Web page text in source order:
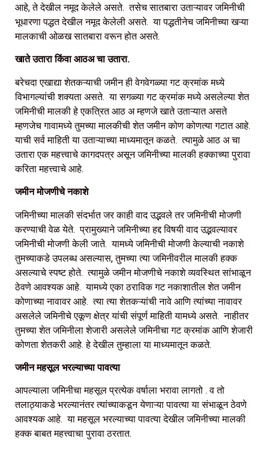
आहे, ते देखील नमूद केलेले असते. तसेच सातबारा उताऱ्यावर जमिनीची
भूधारणा पद्धत देखील नमूद केलेली असते. या पद्धतीनेच जमिनीच्या खऱ्या
मालकाची ओळख सातबारा वरून होत असते.
खाते उतारा किंवा आठअ चा उतारा.
बरेचदा एखाद्या शेतकऱ्याची जमीन ही वेगवेगळ्या गट क्रमांक मध्ये
विभागल्यांची शक्यता असते. या सगळ्या गट क्रमांक मध्ये असलेल्या शेत
जमिनीची मालकी हे एकत्रित आठ अ म्हणजे खाते उताऱ्यात असते
म्हणजेच गावामध्ये तुमच्या मालकीची शेत जमीन कोण कोणत्या गटात आहे.
याची सर्व माहिती या उताऱ्याच्या माध्यमातून कळते. त्यामुळे आठ अ चा
उतारा एक महत्त्वाचे कागदपत्र असून जमिनीच्या मालकी हक्काच्या पुरावा
करिता महत्त्वाचे आहे.
जमीन मोजणीचे नकाशे
जमिनीच्या मालकी संदर्भात जर काही वाद उद्भवले तर जमिनीची मोजणी
करण्याची वेळ येते. प्रामुख्याने जमिनीच्या हद्द विषयी वाद उद्भवल्यावर
जमिनीची मोजणी केली जाते. यामध्ये जमिनीची मोजणी केल्याची नकाशे
तुमच्याकडे उपलब्ध असल्यास, तुमच्या त्या जमिनीवरील मालकी हक्क
असल्याचे स्पष्ट होते. त्यामुळे जमीन मोजणीचे नकाशे व्यवस्थित सांभाळून
ठेवणे आवश्यक आहे. यामध्ये एका ठराविक गट नकाशातील शेत जमीन
कोणाच्या नावावर आहे. त्या त्या शेतकऱ्यांची नावे आणि त्यांच्या नावावर
असलेले जमिनीचे एकूण क्षेत्र यांची संपूर्ण माहिती यामध्ये असते. नाहीतर
तुमच्या शेत जमिनीला शेजारी असलेले जमिनीचा गट क्रमांक आणि शेजारी
कोणता शेतकरी आहे. हे देखील तुम्हाला या माध्यमातून कळते.
जमीन महसूल भरल्याच्या पावत्या
आपल्याला जमिनीचा महसूल प्रत्येक वर्षाला भरावा लागतो . व तो
तलाठ्याकडे भरल्यानंतर त्यांच्याकडून येणाऱ्या पावत्या या संभाळून ठेवणे
आवश्यक आहे. या महसूल भरल्याच्या पावत्या देखील जमिनीच्या मालकी
हक्क बाबत महत्त्वाचा पुरावा ठरतात.